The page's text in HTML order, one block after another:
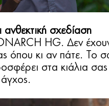
σχεδίαση
HG. Δεν
όπου κι αν πάτε.
στα κιάλια